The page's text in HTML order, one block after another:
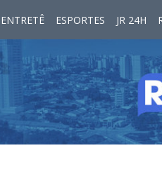
ENTRETÊ ESPORTES JR 24H